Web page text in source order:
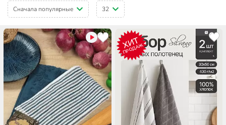
Сначала популярные 32
ХИТ
ПРОДАЖ